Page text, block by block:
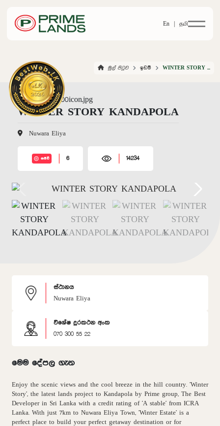
En | தமி
මුල් පිටුව ඉඩම් WINTER STORY KANDAPOLA
WINTER STORY KANDAPOLA
Nuwara Eliya
සජීවී 6 14234
ස්ථානය
Nuwara Eliya
විශේෂ දුරකථන අංක
070 300 55 22
මෙම දේපල ගැන
Enjoy the scenic views and the cool breeze in the hill country. 'Winter
Story', the latest lands project to Kandapola by Prime group, The Best
Developer in Sri Lanka with a credit rating of 'A stable' from ICRA
Lanka. With just 7km to Nuwara Eliya Town, 'Winter Estate' is a
perfect place to build your perfect getaway destination or for